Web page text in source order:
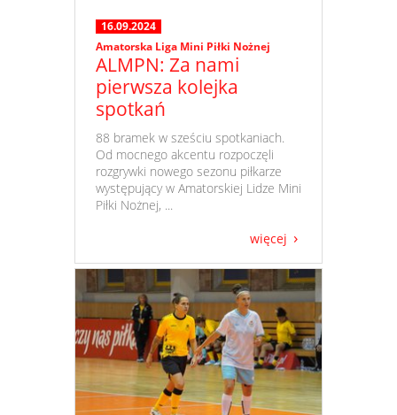
16.09.2024
Amatorska Liga Mini Piłki Nożnej
ALMPN: Za nami
pierwsza kolejka
spotkań
​ 88 bramek w sześciu spotkaniach.
Od mocnego akcentu rozpoczęli
rozgrywki nowego sezonu piłkarze
występujący w Amatorskiej Lidze Mini
Piłki Nożnej, ...
więcej